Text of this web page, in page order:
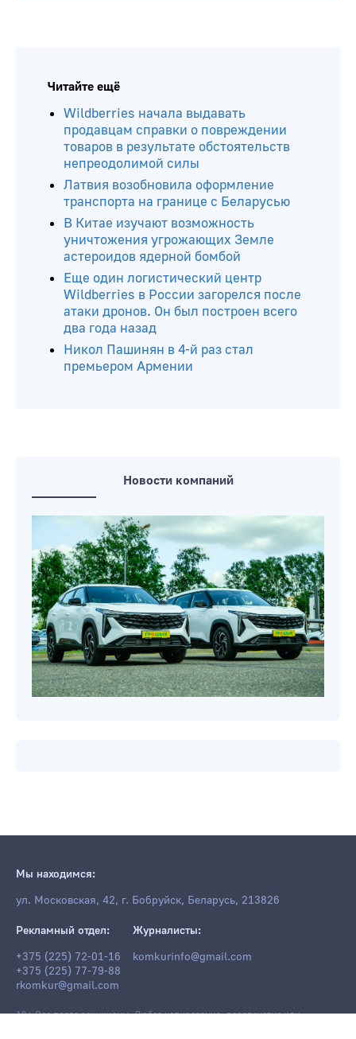
Читайте ещё
Wildberries начала выдавать
продавцам справки о повреждении
товаров в результате обстоятельств
непреодолимой силы
Латвия возобновила оформление
транспорта на границе с Беларусью
В Китае изучают возможность
уничтожения угрожающих Земле
астероидов ядерной бомбой
Еще один логистический центр
Wildberries в России загорелся после
атаки дронов. Он был построен всего
два года назад
Никол Пашинян в 4-й раз стал
премьером Армении
Новости компаний
Мы находимся:
ул. Московская, 42, г. Бобруйск, Беларусь, 213826
Рекламный отдел:
+375 (225) 72-01-16
+375 (225) 77-79-88
rkomkur@gmail.com
Журналисты:
komkurinfo@gmail.com
18+ Все права защищены. Любое копирование, перепечатка или